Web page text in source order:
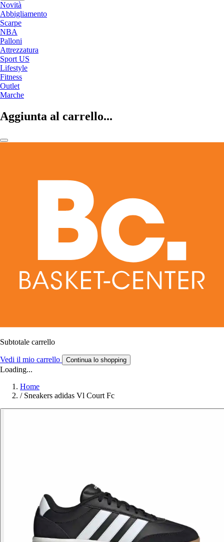
Novità
Abbigliamento
Scarpe
NBA
Palloni
Attrezzatura
Sport US
Lifestyle
Fitness
Outlet
Marche
Aggiunta al carrello...
Subtotale carrello
Vedi il mio carrello Continua lo shopping
Loading...
Home
/ Sneakers adidas Vl Court Fc